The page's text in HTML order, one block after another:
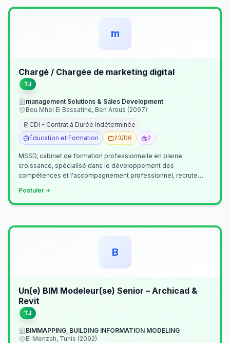
m
Chargé / Chargée de marketing digital
TJ
management Solutions & Sales Development
Bou Mhel El Bassatine, Ben Arous (2097)
CDI - Contrat à Durée Indéterminée
Éducation et Formation
23/06 2
MSSD, cabinet de formation professionnelle en pleine
croissance, spécialisé dans le développement des
compétences et l'accompagnement professionnel, recrute
Postuler
B
Un(e) BIM Modeleur(se) Senior – Archicad &
Revit
TJ
BIMMAPPING_BUILDING INFORMATION MODELING
El Menzah, Tunis (2092)